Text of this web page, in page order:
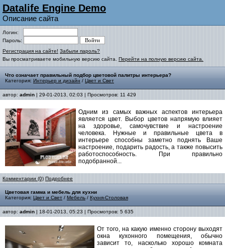
Datalife Engine Demo
Описание сайта
Логин:
Пароль:
Регистрация на сайте! Забыли пароль?
Вы просматриваете мобильную версию сайта. Перейти на полную версию сайта.
Что означает правильный подбор цветовой палитры интерьера?
Категория: Интерьер и дизайн / Цвет и Свет
автор: admin | 29-01-2013, 02:03 | Просмотров: 11 429
Одним из самых важных аспектов интерьера
является цвет. Выбор цветов напрямую влияет
на здоровье, самочувствие и настроение
человека. Нужные и правильные цвета в
интерьере способны заметно поднять Ваше
настроение, подарить радость, а также повысить
работоспособность. При правильно
подобранной...
Комментарии (0) Подробнее
Цветовая гамма и мебель для кухни
Категория: Цвет и Свет / Мебель / Кухня-Столовая
автор: admin | 18-01-2013, 05:23 | Просмотров: 5 635
От того, на какую именно сторону выходят
окна кухонного помещения, обычно
зависит то, насколько хорошо комната